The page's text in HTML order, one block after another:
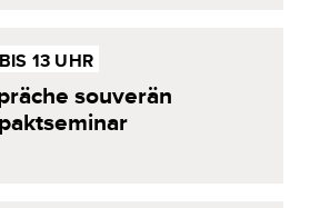
13 UHR
souverän